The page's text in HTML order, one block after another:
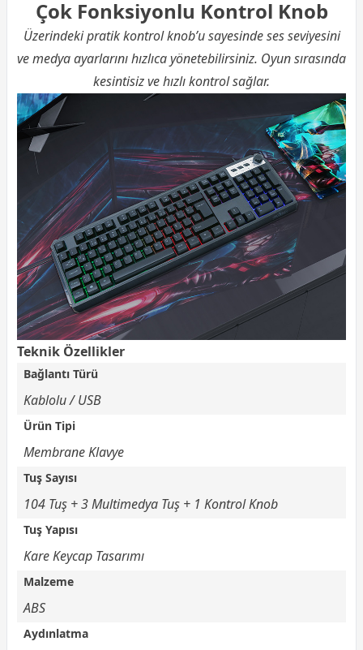
Çok Fonksiyonlu Kontrol Knob
Üzerindeki pratik kontrol knob’u sayesinde ses seviyesini
ve medya ayarlarını hızlıca yönetebilirsiniz. Oyun sırasında
kesintisiz ve hızlı kontrol sağlar.
Teknik Özellikler
Bağlantı Türü
Kablolu / USB
Ürün Tipi
Membrane Klavye
Tuş Sayısı
104 Tuş + 3 Multimedya Tuş + 1 Kontrol Knob
Tuş Yapısı
Kare Keycap Tasarımı
Malzeme
ABS
Aydınlatma